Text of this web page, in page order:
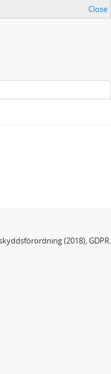
Close
(2018), GDPR.